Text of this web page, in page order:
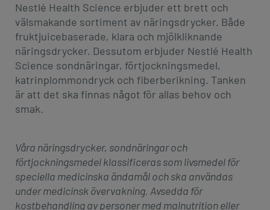
Nestlé Health Science erbjuder ett brett och
välsmakande sortiment av näringsdrycker. Både
fruktjuicebaserade, klara och mjölkliknande
näringsdrycker. Dessutom erbjuder Nestlé Health
Science sondnäringar, förtjockningsmedel,
katrinplommondryck och fiberberikning. Tanken
är att det ska finnas något för allas behov och
smak.
Våra näringsdrycker, sondnäringar och
förtjockningsmedel klassificeras som livsmedel för
speciella medicinska ändamål och ska användas
under medicinsk övervakning. Avsedda för
kostbehandling av personer med malnutrition eller